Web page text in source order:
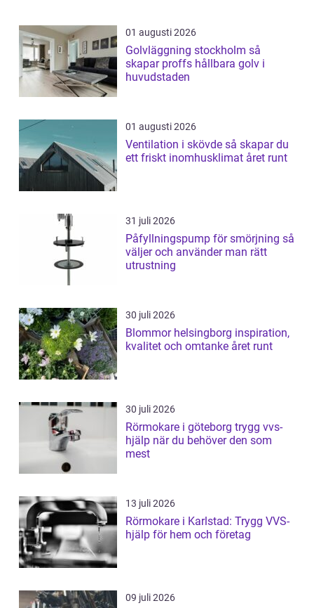
01 augusti 2026
Golvläggning stockholm så
skapar proffs hållbara golv i
huvudstaden
01 augusti 2026
Ventilation i skövde så skapar du
ett friskt inomhusklimat året runt
31 juli 2026
Påfyllningspump för smörjning så
väljer och använder man rätt
utrustning
30 juli 2026
Blommor helsingborg inspiration,
kvalitet och omtanke året runt
30 juli 2026
Rörmokare i göteborg trygg vvs-
hjälp när du behöver den som
mest
13 juli 2026
Rörmokare i Karlstad: Trygg VVS-
hjälp för hem och företag
09 juli 2026